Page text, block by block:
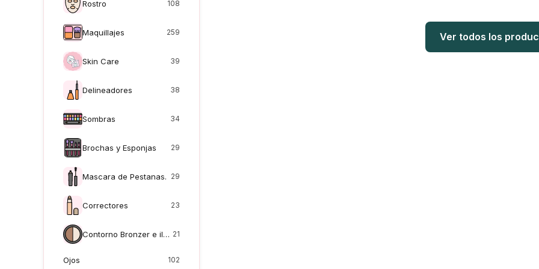
Rostro 108
Maquillajes 259
Skin Care 39
Delineadores 38
Sombras 34
Brochas y Esponjas 29
Mascara de Pestanas. 29
Correctores 23
Contorno Bronzer e iluminadores 21
Ojos 102
Ver todos los